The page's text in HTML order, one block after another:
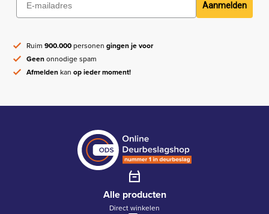
Aanmelden
Ruim900.000personengingen je voor
Geenonnodige spam
Afmeldenkanop ieder moment!
Alle producten
Direct winkelen